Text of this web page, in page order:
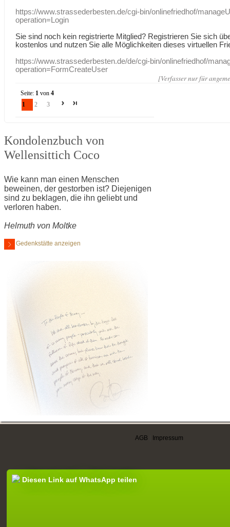
https://www.strassederbesten.de/cgi-bin/onlinefriedhof/
operation=Login
Sie sind noch kein registrierte Mitglied? Registrieren Sie sich
kostenlos und nutzen Sie alle Möglichkeiten dieses virtuellen
https://www.strassederbesten.de/de/cgi-bin/onlinefriedhof/
operation=FormCreateUser
[Verfasser nur für
Seite: 1 von4
1
2 3
Kondolenzbuch von
Wellensittich Coco
Wie kann man einen Menschen
beweinen, der gestorben ist? Diejenigen
sind zu beklagen, die ihn geliebt und
verloren haben.
Helmuth von Moltke
Gedenkstätte anzeigen
AGB Impressum
Diesen Link auf WhatsApp teilen